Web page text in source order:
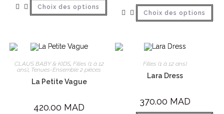
Choix des options
Choix des options
CLAUS BABY & KIDS, Filles (1 à 12
ans), Tenues-Ensemble 2 pièces
La Petite Vague
420.00 MAD
Filles (1 à 12 ans)
Lara Dress
370.00 MAD